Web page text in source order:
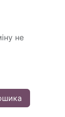
не